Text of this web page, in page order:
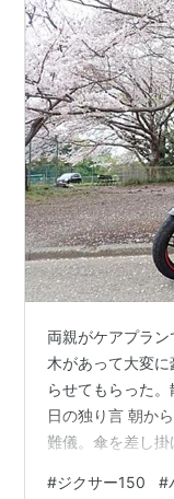
両親がケアプラ
木があって大変
らせてもらった
日の独り言 朝か
難儀。傘を差し
投資信託）。胃が
#ジクサー150 #